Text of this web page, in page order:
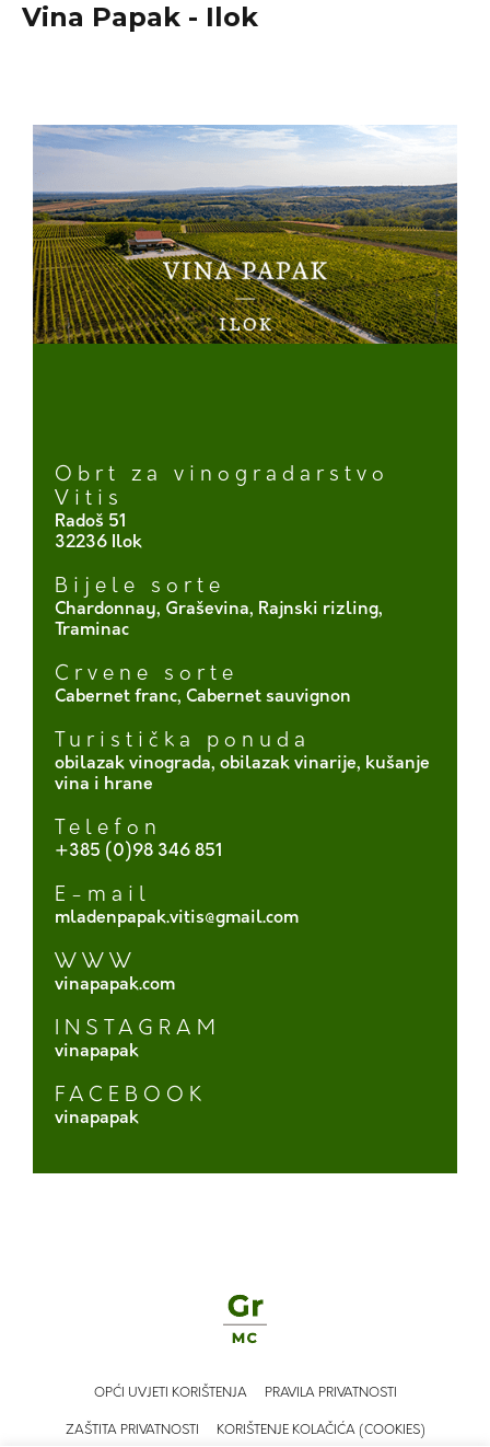
Vina Papak - Ilok
Obrt za vinogradarstvo
Vitis
Radoš 51
32236 Ilok
Bijele sorte
Chardonnay, Graševina, Rajnski rizling,
Traminac
Crvene sorte
Cabernet franc, Cabernet sauvignon
Turistička ponuda
obilazak vinograda, obilazak vinarije, kušanje
vina i hrane
Telefon
+385 (0)98 346 851
E-mail
mladenpapak.vitis@gmail.com
WWW
vinapapak.com
INSTAGRAM
vinapapak
FACEBOOK
vinapapak
OPĆI UVJETI KORIŠTENJA PRAVILA PRIVATNOSTI
ZAŠTITA PRIVATNOSTI KORIŠTENJE KOLAČIĆA (COOKIES)